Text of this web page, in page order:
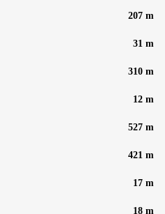
207 m
31 m
310 m
12 m
527 m
421 m
17 m
18 m